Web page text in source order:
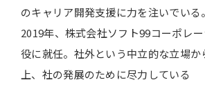
のキャリア開発支援に力を注いでいる。
2019年、株式会社ソフト99コーポレ
役に就任。社外という中立的な立場か
上、社の発展のために尽力している